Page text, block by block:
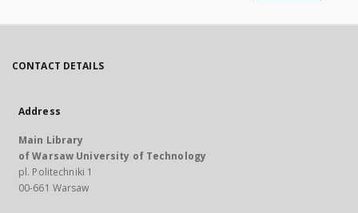
CONTACT DETAILS
Address
Main Library
of Warsaw University of Technology
pl. Politechniki 1
00-661 Warsaw